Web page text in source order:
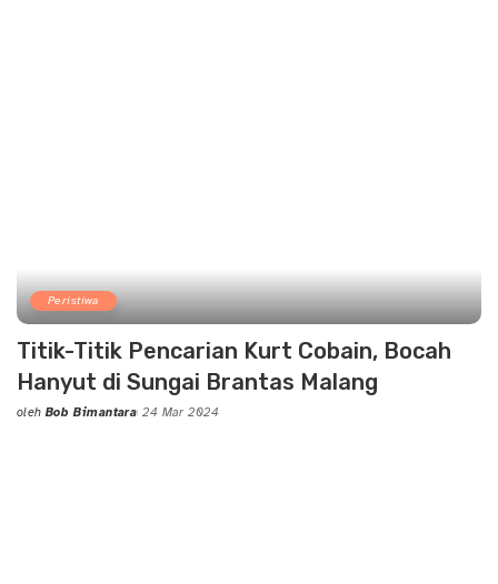
Peristiwa
Titik-Titik Pencarian Kurt Cobain, Bocah
Hanyut di Sungai Brantas Malang
Posted
oleh Bob Bimantara 24 Mar 2024